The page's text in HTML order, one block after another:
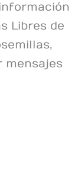
Libres de
mensajes